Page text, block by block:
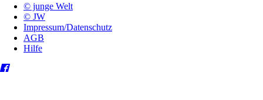
© junge Welt
© JW
Impressum/Datenschutz
AGB
Hilfe